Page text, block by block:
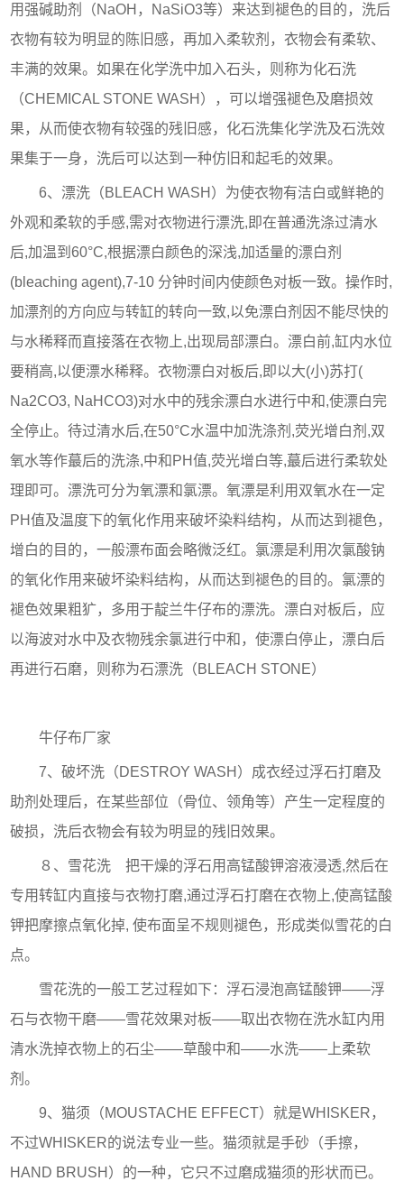
用强碱助剂（NaOH，NaSiO3等）来达到褪色的目的，洗后
衣物有较为明显的陈旧感，再加入柔软剂，衣物会有柔软、
丰满的效果。如果在化学洗中加入石头，则称为化石洗
（CHEMICAL STONE WASH），可以增强褪色及磨损效
果，从而使衣物有较强的残旧感，化石洗集化学洗及石洗效
果集于一身，洗后可以达到一种仿旧和起毛的效果。
6、漂洗（BLEACH WASH）为使衣物有洁白或鲜艳的
外观和柔软的手感,需对衣物进行漂洗,即在普通洗涤过清水
后,加温到60°C,根据漂白颜色的深浅,加适量的漂白剂
(bleaching agent),7-10 分钟时间内使颜色对板一致。操作时,
加漂剂的方向应与转缸的转向一致,以免漂白剂因不能尽快的
与水稀释而直接落在衣物上,出现局部漂白。漂白前,缸内水位
要稍高,以便漂水稀释。衣物漂白对板后,即以大(小)苏打(
Na2CO3, NaHCO3)对水中的残余漂白水进行中和,使漂白完
全停止。待过清水后,在50°C水温中加洗涤剂,荧光增白剂,双
氧水等作蕞后的洗涤,中和PH值,荧光增白等,蕞后进行柔软处
理即可。漂洗可分为氧漂和氯漂。氧漂是利用双氧水在一定
PH值及温度下的氧化作用来破坏染料结构，从而达到褪色，
增白的目的，一般漂布面会略微泛红。氯漂是利用次氯酸钠
的氧化作用来破坏染料结构，从而达到褪色的目的。氯漂的
褪色效果粗犷，多用于靛兰牛仔布的漂洗。漂白对板后，应
以海波对水中及衣物残余氯进行中和，使漂白停止，漂白后
再进行石磨，则称为石漂洗（BLEACH STONE）
牛仔布厂家
7、破坏洗（DESTROY WASH）成衣经过浮石打磨及
助剂处理后，在某些部位（骨位、领角等）产生一定程度的
破损，洗后衣物会有较为明显的残旧效果。
８、雪花洗 把干燥的浮石用高锰酸钾溶液浸透,然后在
专用转缸内直接与衣物打磨,通过浮石打磨在衣物上,使高锰酸
钾把摩擦点氧化掉, 使布面呈不规则褪色，形成类似雪花的白
点。
雪花洗的一般工艺过程如下：浮石浸泡高锰酸钾——浮
石与衣物干磨——雪花效果对板——取出衣物在洗水缸内用
清水洗掉衣物上的石尘——草酸中和——水洗——上柔软
剂。
9、猫须（MOUSTACHE EFFECT）就是WHISKER，
不过WHISKER的说法专业一些。猫须就是手砂（手擦，
HAND BRUSH）的一种，它只不过磨成猫须的形状而已。